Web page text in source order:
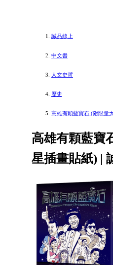
誠品線上
中文書
人文史哲
歷史
高雄有顆藍寶石 (附限量
高雄有顆藍寶
星插畫貼紙) |